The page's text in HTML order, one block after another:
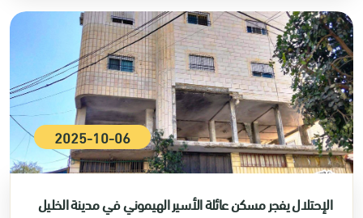
2025-10-06
الإحتلال يفجر مسكن عائلة الأسير الهيموني في مدينة الخليل